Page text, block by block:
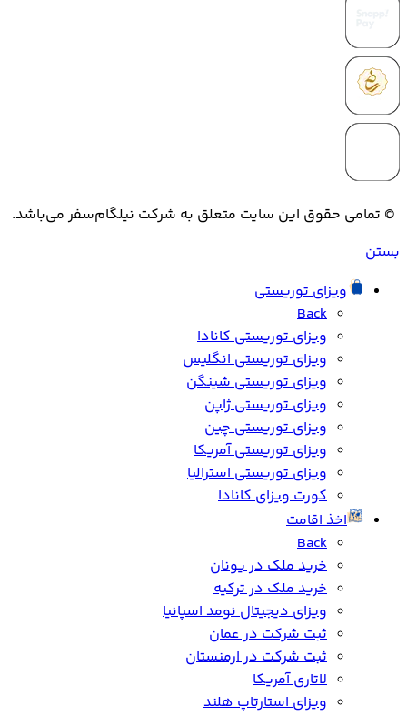
© تمامی حقوق این سایت متعلق به شرکت نیلگام‌سفر می‌باشد.
بستن
ویزای توریستی
Back
ویزای توریستی کانادا
ویزای توریستی انگلیس
ویزای توریستی شینگن
ویزای توریستی ژاپن
ویزای توریستی چین
ویزای توریستی آمریکا
ویزای توریستی استرالیا
کورت ویزای کانادا
اخذ اقامت
Back
خرید ملک در یونان
خرید ملک در ترکیه
ویزای دیجیتال نومد اسپانیا
ثبت شرکت در عمان
ثبت شرکت در ارمنستان
لاتاری آمریکا
ویزای استارتاپ هلند